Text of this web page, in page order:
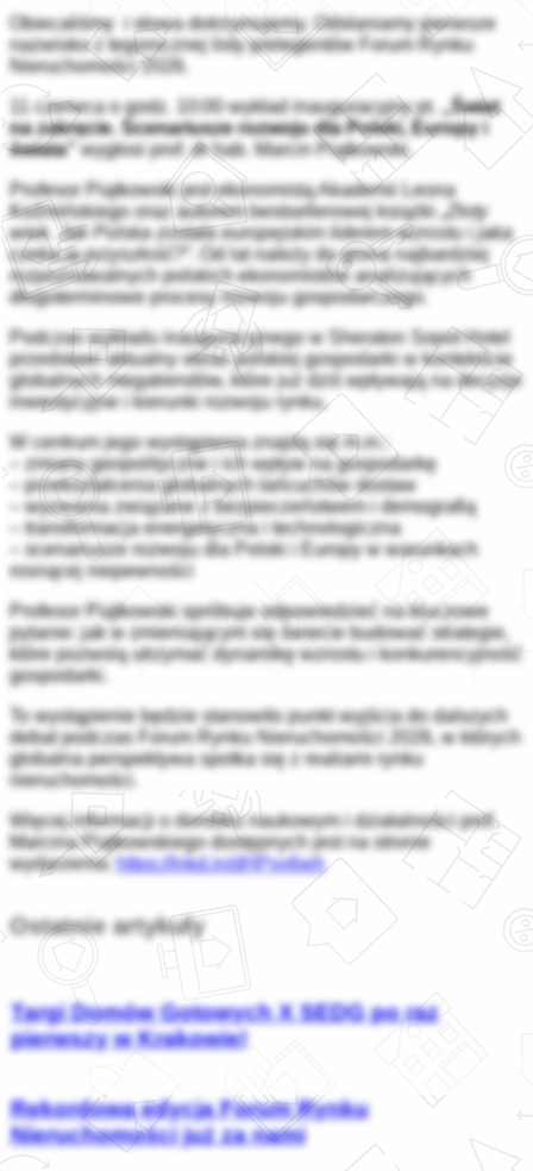
Obiecaliśmy i słowa dotrzymujemy. Odsłaniamy pierwsze
nazwisko z tegorocznej listy prelegentów Forum Rynku
Nieruchomości 2026.
11 czerwca o godz. 10:00 wykład inauguracyjny pt.„Świat
na zakręcie. Scenariusze rozwoju dla Polski, Europy i
świata” wygłosi prof. dr hab. Marcin Piątkowski.
Profesor Piątkowski jest ekonomistą Akademii Leona
Koźmińskiego oraz autorem bestsellerowej książki„Złoty
wiek. Jak Polska została europejskim liderem wzrostu i jaka
czeka ją przyszłość?” . Od lat należy do grona najbardziej
rozpoznawalnych polskich ekonomistów analizujących
długoterminowe procesy rozwoju gospodarczego.
Podczas wykładu inauguracyjnego w Sheraton Sopot Hotel
przedstawi aktualny obraz polskiej gospodarki w kontekście
globalnych megatrendów, które już dziś wpływają na decyzje
inwestycyjne i kierunki rozwoju rynku.
W centrum jego wystąpienia znajdą się m.in.:
– zmiany geopolityczne i ich wpływ na gospodarkę
– przekształcenia globalnych łańcuchów dostaw
– wyzwania związane z bezpieczeństwem i demografią
– transformacja energetyczna i technologiczna
– scenariusze rozwoju dla Polski i Europy w warunkach
rosnącej niepewności
Profesor Piątkowski spróbuje odpowiedzieć na kluczowe
pytanie: jak w zmieniającym się świecie budować strategie,
które pozwolą utrzymać dynamikę wzrostu i konkurencyjność
gospodarki.
To wystąpienie będzie stanowiło punkt wyjścia do dalszych
debat podczas Forum Rynku Nieruchomości 2026, w których
globalna perspektywa spotka się z realiami rynku
nieruchomości.
Więcej informacji o dorobku naukowym i działalności prof.
Marcina Piątkowskiego dostępnych jest na stronie
wydarzenia: https://lnkd.in/dHPvv6wh
Ostatnie artykuły
Targi Domów Gotowych X SEDG po raz
pierwszy w Krakowie!
Rekordowa edycja Forum Rynku
Nieruchomości już za nami